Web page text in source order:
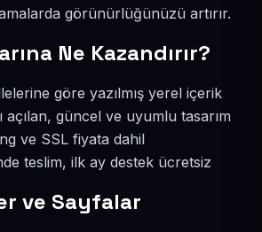
görünürlüğünüzü artırır.
Ne Kazandırır?
göre yazılmış yerel içerik
açılan, güncel ve uyumlu tasarım
ve SSL fiyata dahil
teslim, ilk ay destek ücretsiz
ve Sayfalar